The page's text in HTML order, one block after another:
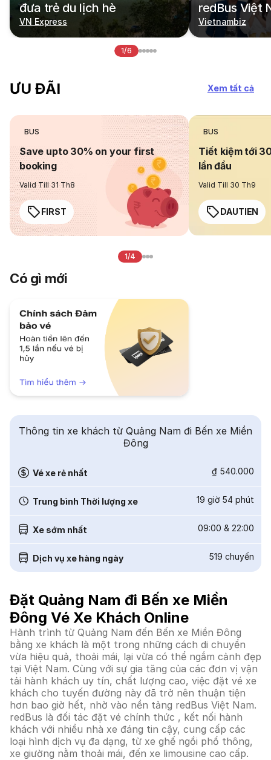
đưa trẻ du lịch hè
VN Express
redBus Việt
Vietnambiz
1/6
ƯU ĐÃI Xem tất cả
BUS
Save upto 30% on your first
booking
Valid Till 31 Th8
FIRST
BUS
Tiết kiệm tới
lần đầu
Valid Till 30 Th9
DAUTIEN
1/4
Có gì mới
Thông tin xe khách từ Quảng Nam đi Bến xe Miền
Đông
Vé xe rẻ nhất ₫ 540.000
Trung bình Thời lượng xe 19 giờ 54 phút
Xe sớm nhất 09:00 & 22:00
Dịch vụ xe hàng ngày 519 chuyến
Đặt Quảng Nam đi Bến xe Miền
Đông Vé Xe Khách Online
Hành trình từ Quảng Nam đến Bến xe Miền Đông
bằng xe khách là một trong những cách di chuyển
vừa hiệu quả, thoải mái, lại vừa có thể ngắm cảnh đẹp
tại Việt Nam. Cùng với sự gia tăng của các đơn vị vận
tải hành khách uy tín, chất lượng cao, việc đặt vé xe
khách cho tuyến đường này đã trở nên thuận tiện
hơn bao giờ hết, nhờ vào nền tảng redBus Việt Nam.
redBus là đối tác đặt vé chính thức , kết nối hành
khách với nhiều nhà xe đáng tin cậy, cung cấp các
loại hình dịch vụ đa dạng, từ xe ghế ngồi phổ thông,
xe giường nằm thoải mái, đến xe limousine cao cấp.